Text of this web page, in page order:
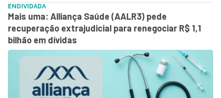
ENDIVIDADA
Mais uma: Alliança Saúde (AALR3) pede
recuperação extrajudicial para renegociar R$ 1,1
bilhão em dívidas